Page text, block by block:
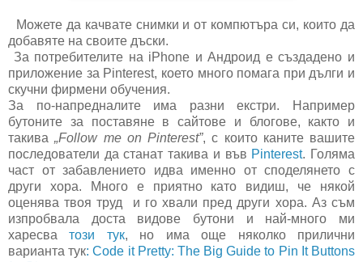
Можете да качвате снимки и от компютъра си, които да
добавяте на своите дъски.
За потребителите на iPhone и Андроид е създадено и
приложение за Pinterest, което много помага при дълги и
скучни фирмени обучения.
За по-напредналите има разни екстри. Например
бутоните за поставяне в сайтове и блогове, както и
такива„Follow me on Pinterest”, с които каните вашите
последователи да станат такива и във Pinterest. Голяма
част от забавлението идва именно от споделянето с
други хора. Много е приятно като видиш, че някой
оценява твоя труд и го хвали пред други хора. Аз съм
изпробвала доста видове бутони и най-много ми
харесватози тук, но има още няколко прилични
варианта тук: Code it Pretty: The Big Guide to Pin It Buttons